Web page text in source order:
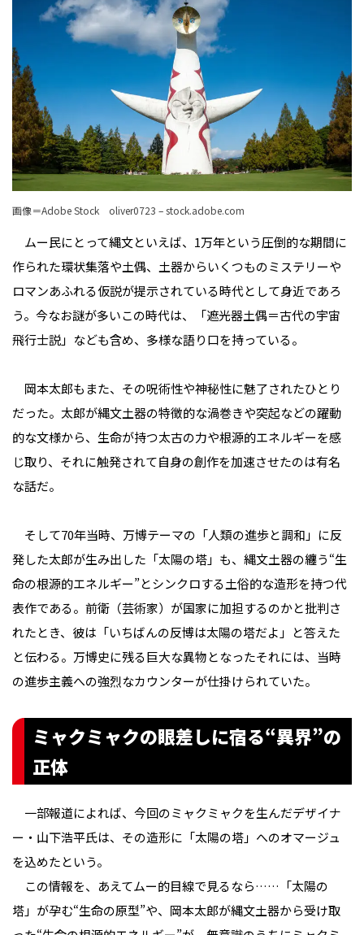
画像＝Adobe Stock oliver0723 – stock.adobe.com
ムー民にとって縄文といえば、1万年という圧倒的な期間に
作られた環状集落や土偶、土器からいくつものミステリーや
ロマンあふれる仮説が提示されている時代として身近であろ
う。今なお謎が多いこの時代は、「遮光器土偶＝古代の宇宙
飛行士説」なども含め、多様な語り口を持っている。
岡本太郎もまた、その呪術性や神秘性に魅了されたひとり
だった。太郎が縄文土器の特徴的な渦巻きや突起などの躍動
的な文様から、生命が持つ太古の力や根源的エネルギーを感
じ取り、それに触発されて自身の創作を加速させたのは有名
な話だ。
そして70年当時、万博テーマの「人類の進歩と調和」に反
発した太郎が生み出した「太陽の塔」も、縄文土器の纏う“生
命の根源的エネルギー”とシンクロする土俗的な造形を持つ代
表作である。前衛（芸術家）が国家に加担するのかと批判さ
れたとき、彼は「いちばんの反博は太陽の塔だよ」と答えた
と伝わる。万博史に残る巨大な異物となったそれには、当時
の進歩主義への強烈なカウンターが仕掛けられていた。
ミャクミャクの眼差しに宿る“異界”の
正体
一部報道によれば、今回のミャクミャクを生んだデザイナ
ー・山下浩平氏は、その造形に「太陽の塔」へのオマージュ
を込めたという。
この情報を、あえてムー的目線で見るなら……「太陽の
塔」が孕む“生命の原型”や、岡本太郎が縄文土器から受け取